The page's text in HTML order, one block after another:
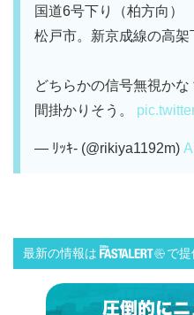
国道6号下り（柏方向）
松戸市。新京成線の高架
どちらかの信号無視か
間掛かりそう。
— ﾘｯｷ- (@rikiya1192m)
最新の情報は で提